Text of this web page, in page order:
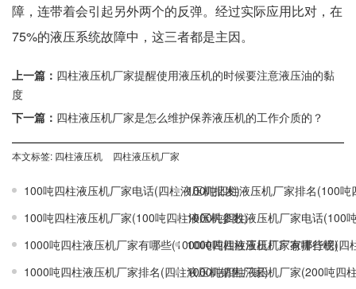
障，连带着会引起另外两个的反弹。经过实际应用比对，在
75%的液压系统故障中，这三者都是主因。
上一篇： 四柱液压机厂家提醒使用液压机的时候要注意液压油的黏
度
下一篇： 四柱液压机厂家是怎么维护保养液压机的工作介质的？
本文标签: 四柱液压机 四柱液压机厂家
100吨四柱液压机厂家电话(四柱液压机批发)100吨四柱液压机厂家排名(100
100吨四柱液压机厂家(100吨四柱液压机参数)1000吨四柱液压机厂家电话(100
1000吨四柱液压机厂家有哪些(1000吨四柱液压机厂家有哪些呢)
1000吨四柱液压机厂家排行榜(四
1000吨四柱液压机厂家排名(四柱液压机销售厂家)
1000吨四柱液压机厂家(200吨四